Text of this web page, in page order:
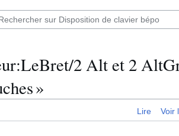
2 Alt et 2
»
Lire Voir